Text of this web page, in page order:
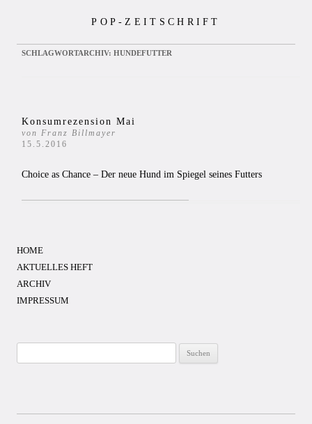
POP-ZEITSCHRIFT
SCHLAGWORTARCHIV: HUNDEFUTTER
Konsumrezension Mai
von Franz Billmayer
15.5.2016
Choice as Chance – Der neue Hund im Spiegel seines Futters
HOME
AKTUELLES HEFT
ARCHIV
IMPRESSUM
nach: